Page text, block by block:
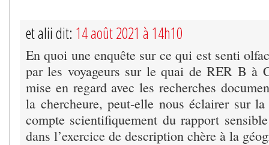
et alii dit: 14 août 2021 à 14h10
En quoi une enquête sur ce qui est senti
par les voyageurs sur le quai de RER B à
mise en regard avec les recherches
la chercheure, peut-elle nous éclairer sur
compte scientifiquement du rapport
dans l’exercice de description chère à la